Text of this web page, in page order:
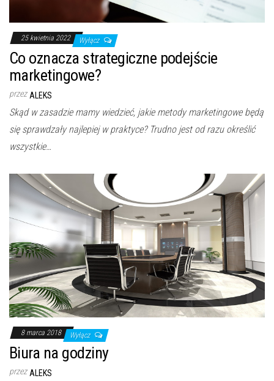
25 kwietnia 2022 Wyłącz
Co oznacza strategiczne podejście
marketingowe?
przez ALEKS
Skąd w zasadzie mamy wiedzieć, jakie metody marketingowe będą
się sprawdzały najlepiej w praktyce? Trudno jest od razu określić
wszystkie…
8 marca 2018 Wyłącz
Biura na godziny
przez ALEKS